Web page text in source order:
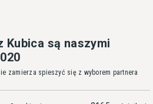
są naszymi
zamierza spieszyć się z wyborem partnera